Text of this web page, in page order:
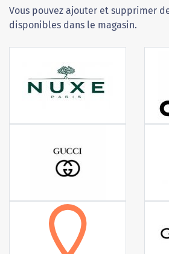
Vous pouvez ajouter et supprimer
disponibles dans le magasin.